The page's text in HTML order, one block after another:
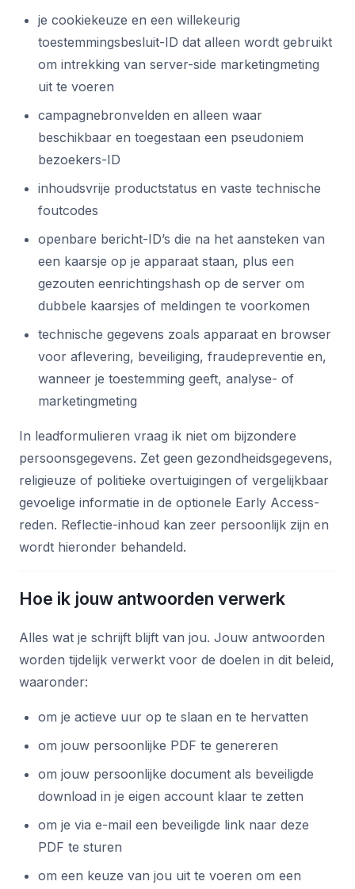
je cookiekeuze en een willekeurig
toestemmingsbesluit-ID dat alleen wordt gebruikt
om intrekking van server-side marketingmeting
uit te voeren
campagnebronvelden en alleen waar
beschikbaar en toegestaan een pseudoniem
bezoekers-ID
inhoudsvrije productstatus en vaste technische
foutcodes
openbare bericht-ID’s die na het aansteken van
een kaarsje op je apparaat staan, plus een
gezouten eenrichtingshash op de server om
dubbele kaarsjes of meldingen te voorkomen
technische gegevens zoals apparaat en browser
voor aflevering, beveiliging, fraudepreventie en,
wanneer je toestemming geeft, analyse- of
marketingmeting
In leadformulieren vraag ik niet om bijzondere
persoonsgegevens. Zet geen gezondheidsgegevens,
religieuze of politieke overtuigingen of vergelijkbaar
gevoelige informatie in de optionele Early Access-
reden. Reflectie-inhoud kan zeer persoonlijk zijn en
wordt hieronder behandeld.
Hoe ik jouw antwoorden verwerk
Alles wat je schrijft blijft van jou. Jouw antwoorden
worden tijdelijk verwerkt voor de doelen in dit beleid,
waaronder:
om je actieve uur op te slaan en te hervatten
om jouw persoonlijke PDF te genereren
om jouw persoonlijke document als beveiligde
download in je eigen account klaar te zetten
om je via e-mail een beveiligde link naar deze
PDF te sturen
om een keuze van jou uit te voeren om een